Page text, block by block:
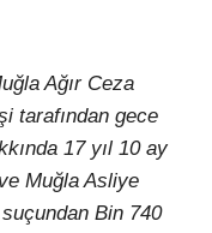
Ağır Ceza
tarafından gece
17 yıl 10 ay
Muğla Asliye
suçundan Bin 740